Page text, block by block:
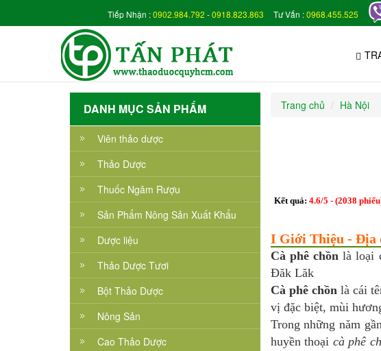
Tiếp Nhận :0902.984.792 -0918.823.863 Tư Vấn :0968.455.525
DANH MỤC SẢN PHẨM
Viên thảo dược
Thảo Dược
Thuốc Ngâm Rượu
Sản Phẩm Nông Sản Xuất Khẩu
Dược liệu
Thảo Dược Tươi
Bột Thảo Dược
Nông Sản
Cao Thảo Dược
Trang chủ Hà Nội
Kết quả: 4.6/5 - (2038
I Giới Thiệu - Địa
Cà phê chồnlà loại
Đăk Lăk
Cà phê chồnlà cái
vị đặc biệt, mùi
Trong những năm
huyền thoại cà phê
thanh
xuan